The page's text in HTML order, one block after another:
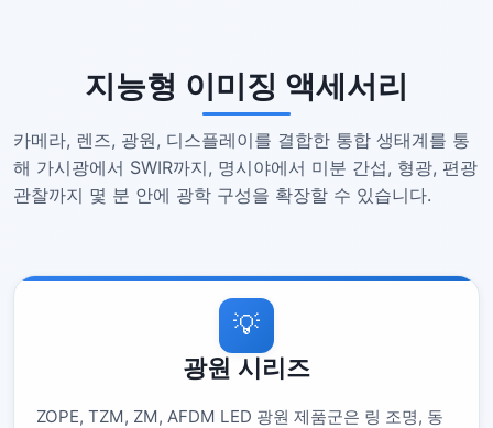
지능형 이미징 액세서리
카메라, 렌즈, 광원, 디스플레이를 결합한 통합 생태계를 통
해 가시광에서 SWIR까지, 명시야에서 미분 간섭, 형광, 편광
관찰까지 몇 분 안에 광학 구성을 확장할 수 있습니다.
💡
광원 시리즈
ZOPE, TZM, ZM, AFDM LED 광원 제품군은 링 조명, 동